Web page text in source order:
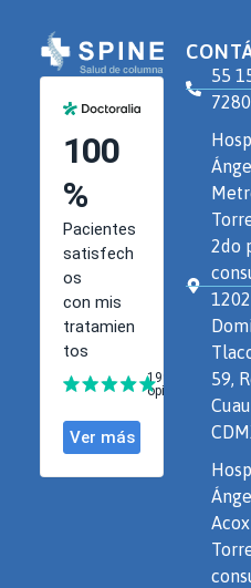
55
7280
2do
1202
59,